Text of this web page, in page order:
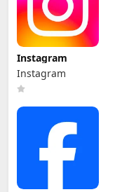
Instagram
Instagram